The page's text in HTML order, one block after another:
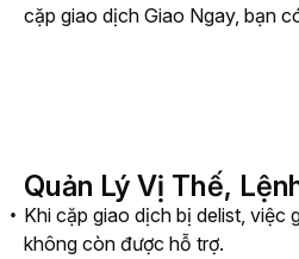
cặp giao dịch Giao Ngay, bạn
Quản Lý Vị Thế,
Khi cặp giao dịch bị delist, việc
không còn được hỗ trợ.